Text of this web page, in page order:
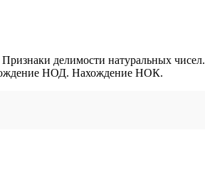
делимости натуральных чисел.
НОД. Нахождение НОК.